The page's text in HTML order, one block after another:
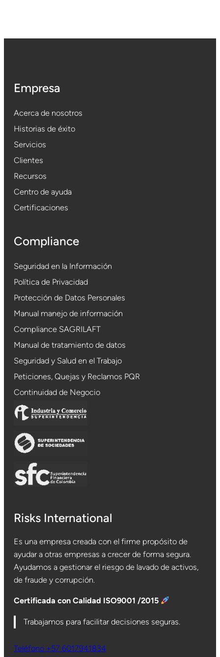
Empresa
Acerca de nosotros
Historias de éxito
Servicios
Clientes
Recursos
Centro de ayuda
Certificaciones
Compliance
Seguridad en la Información
Política de Privacidad
Protección de Datos Personales
Manual manejo de información
Compliance SAGRILAFT
Manual de tratamiento de datos
Seguridad y Salud en el Trabajo
Peticiones, Quejas y Reclamos PQR
Continuidad de Negocio
Risks International
Es una empresa creada con el firme propósito de
ayudar a otras empresas a crecer de forma segura.
Ayudamos a gestionar el riesgo de lavado de activos,
de fraude y corrupción.
Certificada con Calidad ISO9001 /2015
Trabajamos para facilitar decisiones seguras.
Teléfono +57 6017941834